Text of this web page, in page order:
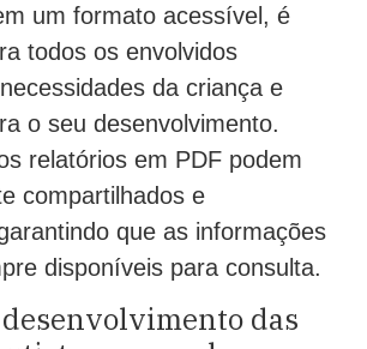
um formato acessível, é
todos os envolvidos
da criança e
o seu desenvolvimento.
relatórios em PDF podem
compartilhados e
que as informações
disponíveis para consulta.
das